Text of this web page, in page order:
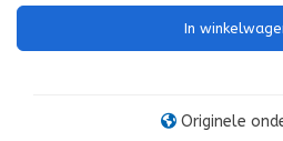
In
Originele